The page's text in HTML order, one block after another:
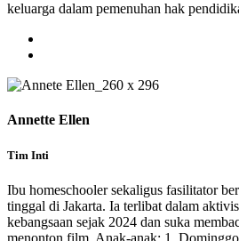
keluarga dalam pemenuhan hak
Annette Ellen
Tim Inti
Ibu homeschooler sekaligus fasilitator
tinggal di Jakarta. Ia terlibat dalam
kebangsaan sejak 2024 dan suka
menonton film. Anak-anak: 1.